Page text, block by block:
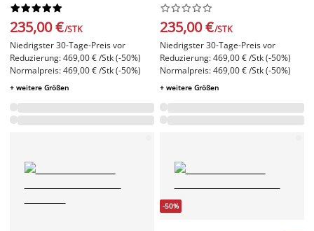






235,00 €/STK
Niedrigster 30-Tage-Preis vor
Reduzierung: 469,00 € /Stk (-50%)
Normalpreis: 469,00 € /Stk (-50%)
+ weitere Größen






235,00 €/STK
Niedrigster 30-Tage-Preis vor
Reduzierung: 469,00 € /Stk (-50%)
Normalpreis: 469,00 € /Stk (-50%)
+ weitere Größen
-50%